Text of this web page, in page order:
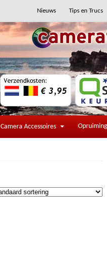
Nieuws Tips en Trucs
Camera Accessoires Opruiming